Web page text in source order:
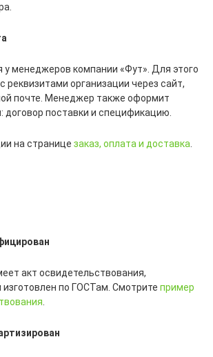
менеджеров компании «Фут». Для этого
реквизитами организации через сайт,
почте. Менеджер также оформит
договор поставки и спецификацию.
на странице заказ, оплата и доставка
акт освидетельствования,
по ГОСТам. Смотрите пример